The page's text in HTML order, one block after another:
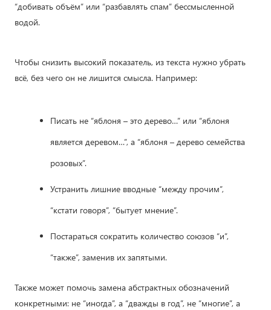
“добивать объём” или “разбавлять спам” бессмысленной
водой.
Чтобы снизить высокий показатель, из текста нужно убрать
всё, без чего он не лишится смысла. Например:
Писать не “яблоня – это дерево…” или “яблоня
является деревом…”, а “яблоня – дерево семейства
розовых”.
Устранить лишние вводные “между прочим”,
“кстати говоря”, “бытует мнение”.
Постараться сократить количество союзов “и”,
“также”, заменив их запятыми.
Также может помочь замена абстрактных обозначений
конкретными: не “иногда”, а “дважды в год”, не “многие”, а